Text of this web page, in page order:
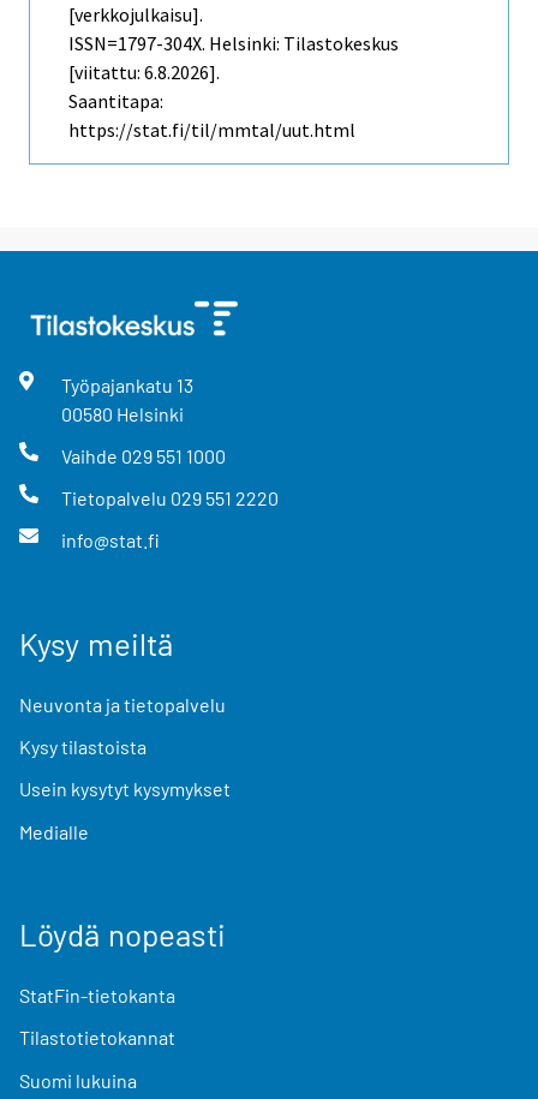
[verkkojulkaisu].
ISSN=1797-304X. Helsinki: Tilastokeskus
[viitattu: 6.8.2026].
Saantitapa:
https://stat.fi/til/mmtal/uut.html
Työpajankatu 13
00580 Helsinki
Vaihde 029 551 1000
Tietopalvelu 029 551 2220
info@stat.fi
Kysy meiltä
Neuvonta ja tietopalvelu
Kysy tilastoista
Usein kysytyt kysymykset
Medialle
Löydä nopeasti
StatFin-tietokanta
Tilastotietokannat
Suomi lukuina